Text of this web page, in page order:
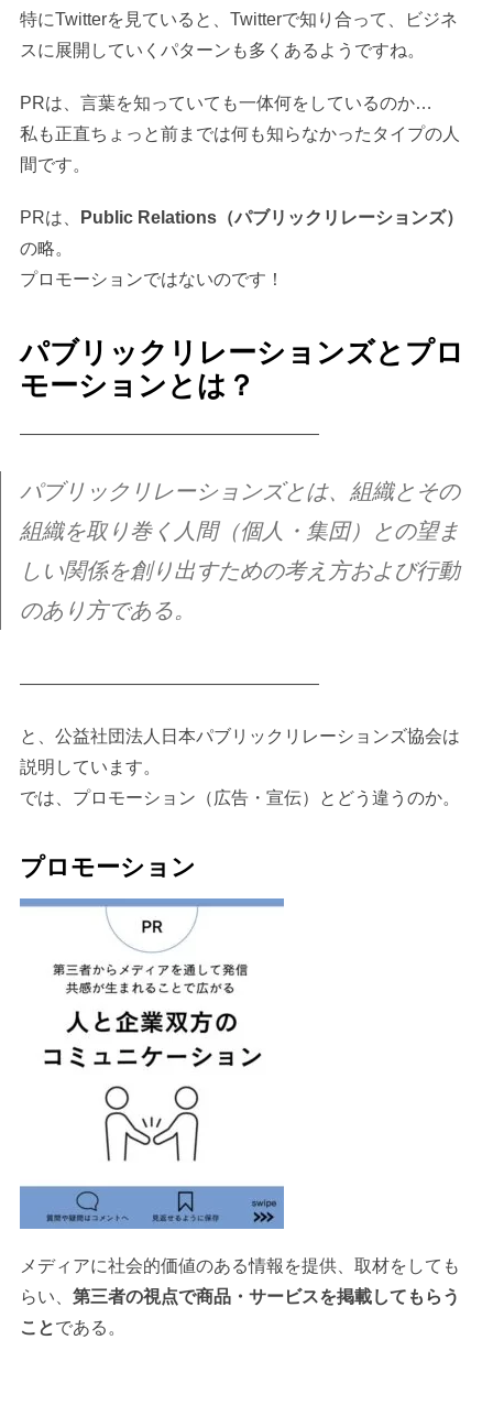
特にTwitterを見ていると、Twitterで知り合って、ビジネ
スに展開していくパターンも多くあるようですね。
PRは、言葉を知っていても一体何をしているのか…
私も正直ちょっと前までは何も知らなかったタイプの人
間です。
PRは、
Public Relations（パブリックリレーションズ）
の略。
プロモーションではないのです！
パブリックリレーションズとプロ
モーションとは？
—————————————————
パブリックリレーションズとは、組織とその
組織を取り巻く人間（個人・集団）との望ま
しい関係を創り出すための考え方および行動
のあり方である。
—————————————————
と、公益社団法人日本パブリックリレーションズ協会は
説明しています。
では、プロモーション（広告・宣伝）とどう違うのか。
プロモーション
メディアに社会的価値のある情報を提供、取材をしても
らい、 第三者の視点で商品・サービスを掲載してもらう
ことである。